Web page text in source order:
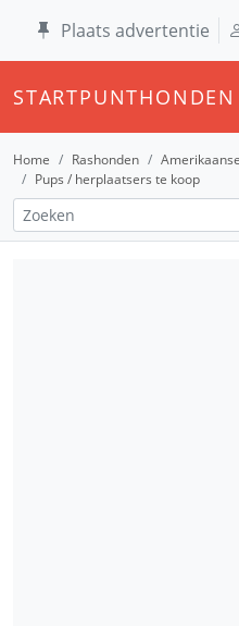
Plaats advertentie
STARTPUNTHONDEN
Home Rashonden
Pups / herplaatsers te koop